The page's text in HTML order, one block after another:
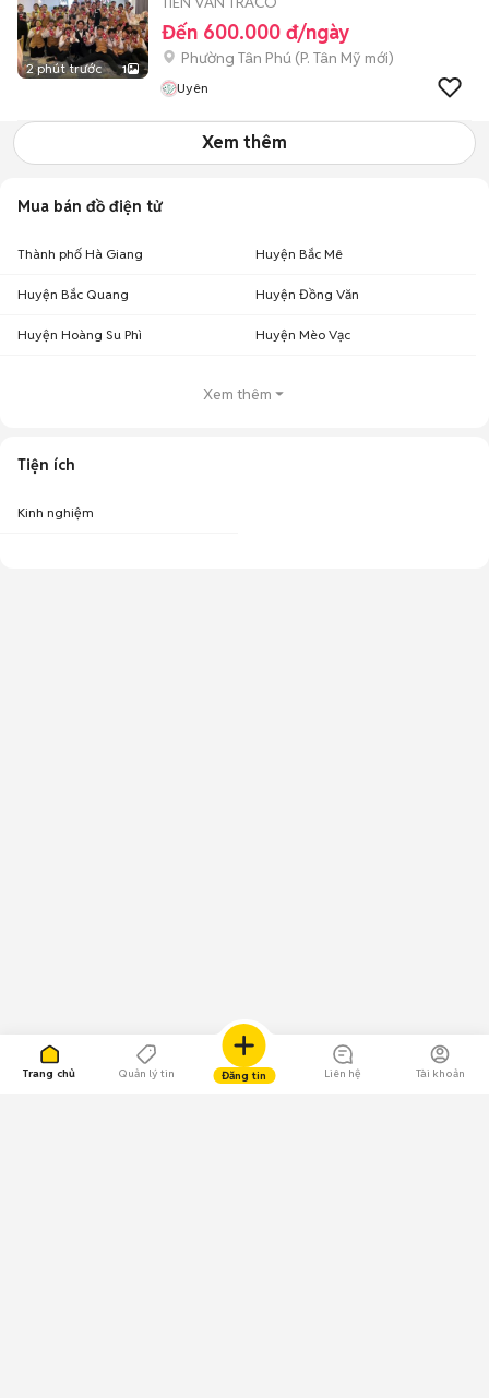
Trang chủ Quản lý tin Đăng tin Liên hệ Tài khoản
2 phút trước 1
Đến 600.000 đ/ngày
Phường Tân Phú (P. Tân Mỹ mới)
Uyên
Xem thêm
Mua bán đồ điện tử
Thành phố Hà Giang Huyện Bắc Mê
Huyện Bắc Quang Huyện Đồng Văn
Huyện Hoàng Su Phì Huyện Mèo Vạc
Xem thêm
Tiện ích
Kinh nghiệm